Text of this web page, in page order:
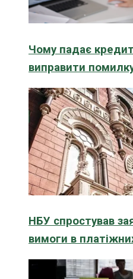
Чому падає
виправити помилку
НБУ спростував
вимоги в